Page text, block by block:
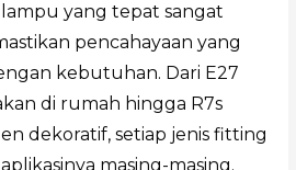
yang tepat sangat
pencahayaan yang
kebutuhan. Dari E27
di rumah hingga R7s
dekoratif, setiap jenis fitting
masing-masing.